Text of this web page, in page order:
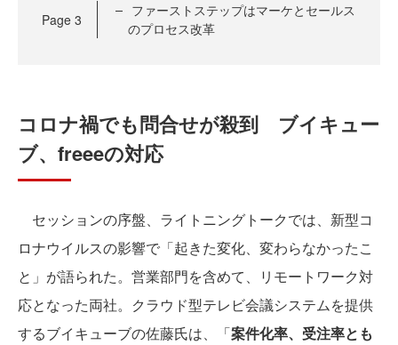
Page 3
ファーストステップはマーケとセールス
のプロセス改革
コロナ禍でも問合せが殺到 ブイキュー
ブ、freeeの対応
セッションの序盤、ライトニングトークでは、新型コ
ロナウイルスの影響で「起きた変化、変わらなかったこ
と」が語られた。営業部門を含めて、リモートワーク対
応となった両社。クラウド型テレビ会議システムを提供
するブイキューブの佐藤氏は、「案件化率、受注率とも